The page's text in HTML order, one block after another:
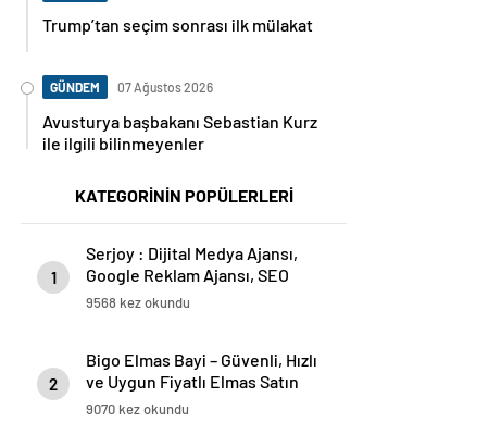
Trump’tan seçim sonrası ilk mülakat
GÜNDEM 07 Ağustos 2026
Avusturya başbakanı Sebastian Kurz
ile ilgili bilinmeyenler
KATEGORİNİN POPÜLERLERİ
1
Serjoy : Dijital Medya Ajansı,
Google Reklam Ajansı, SEO
Ajansı ve Web Tasarım Ajansı
9568 kez okundu
2
Bigo Elmas Bayi – Güvenli, Hızlı
ve Uygun Fiyatlı Elmas Satın
Almanın Yeni Adresi
9070 kez okundu